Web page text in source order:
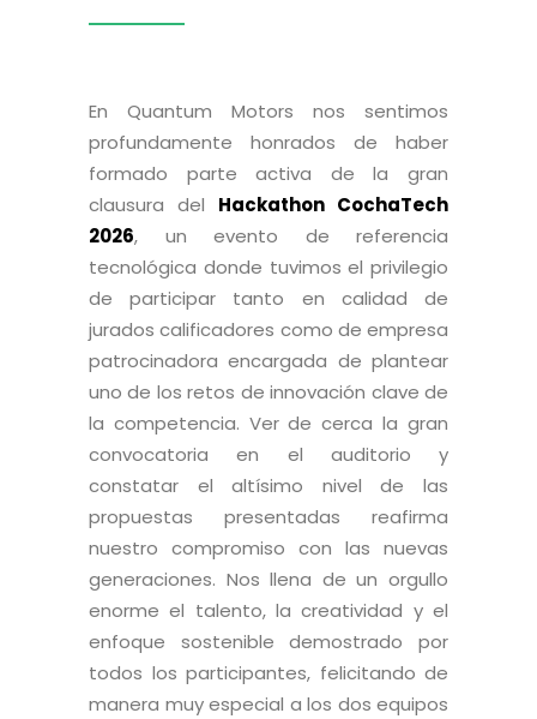
En Quantum Motors nos sentimos
profundamente honrados de haber
formado parte activa de la gran
clausura del Hackathon CochaTech
2026, un evento de referencia
tecnológica donde tuvimos el privilegio
de participar tanto en calidad de
jurados calificadores como de empresa
patrocinadora encargada de plantear
uno de los retos de innovación clave de
la competencia. Ver de cerca la gran
convocatoria en el auditorio y
constatar el altísimo nivel de las
propuestas presentadas reafirma
nuestro compromiso con las nuevas
generaciones. Nos llena de un orgullo
enorme el talento, la creatividad y el
enfoque sostenible demostrado por
todos los participantes, felicitando de
manera muy especial a los dos equipos